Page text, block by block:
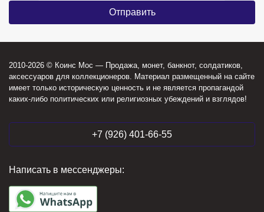
2010-2026 © Коинс Мос — Продажа, монет, банкнот, солдатиков,
аксессуаров для коллекционеров. Материал размещенный на сайте
имеет только историческую ценность и не является пропагандой
каких-либо политических или религиозных убеждений и взглядов!
+7 (926) 401-66-55
Написать в мессенджеры: